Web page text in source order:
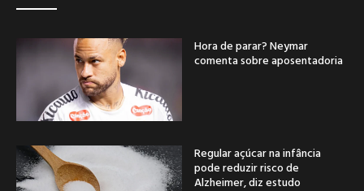
Hora de parar? Neymar
comenta sobre aposentadoria
Regular açúcar na infância
pode reduzir risco de
Alzheimer, diz estudo